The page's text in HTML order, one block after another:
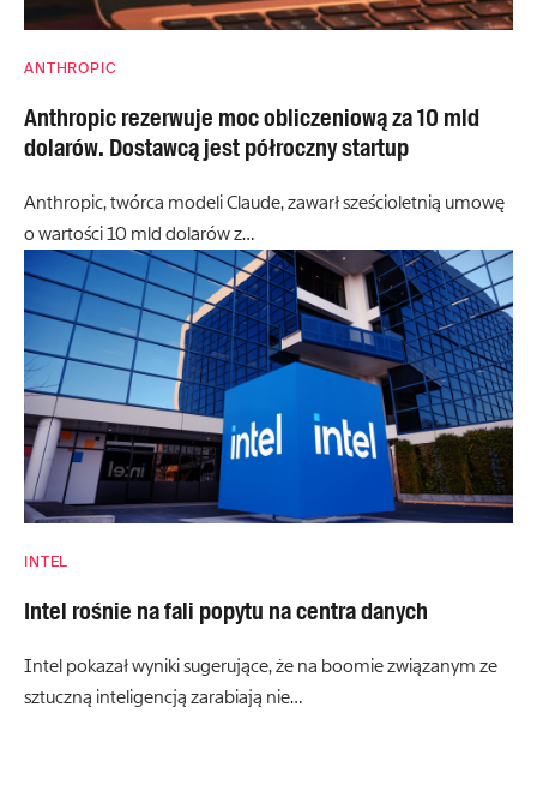
ANTHROPIC
Anthropic rezerwuje moc obliczeniową za 10 mld
dolarów. Dostawcą jest półroczny startup
Anthropic, twórca modeli Claude, zawarł sześcioletnią umowę
o wartości 10 mld dolarów z…
INTEL
Intel rośnie na fali popytu na centra danych
Intel pokazał wyniki sugerujące, że na boomie związanym ze
sztuczną inteligencją zarabiają nie…